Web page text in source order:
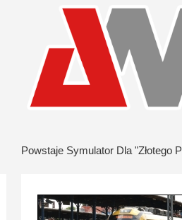
Powstaje Symulator Dla "Złotego